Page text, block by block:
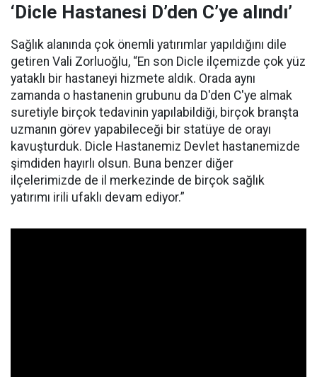
‘Dicle Hastanesi D’den C’ye alındı’
Sağlık alanında çok önemli yatırımlar yapıldığını dile
getiren Vali Zorluoğlu, “En son Dicle ilçemizde çok yüz
yataklı bir hastaneyi hizmete aldık. Orada aynı
zamanda o hastanenin grubunu da D'den C'ye almak
suretiyle birçok tedavinin yapılabildiği, birçok branşta
uzmanın görev yapabileceği bir statüye de orayı
kavuşturduk. Dicle Hastanemiz Devlet hastanemizde
şimdiden hayırlı olsun. Buna benzer diğer
ilçelerimizde de il merkezinde de birçok sağlık
yatırımı irili ufaklı devam ediyor.”